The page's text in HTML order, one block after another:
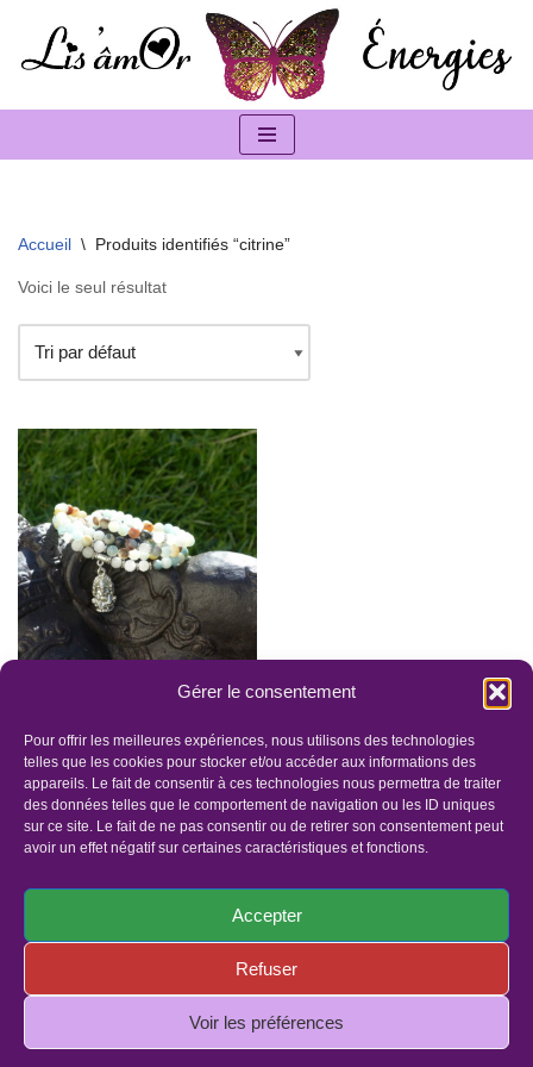
Gérer le consentement
Pour offrir les meilleures expériences, nous utilisons des technologies
telles que les cookies pour stocker et/ou accéder aux informations des
appareils. Le fait de consentir à ces technologies nous permettra de traiter
des données telles que le comportement de navigation ou les ID uniques
sur ce site. Le fait de ne pas consentir ou de retirer son consentement peut
avoir un effet négatif sur certaines caractéristiques et fonctions.
Accepter
Refuser
Voir les préférences
Aller
Accueil \ Produits identifiés “citrine”
Voici le seul résultat
INTENTIONNELLE
ENERGETIQUE
54.00 – 72.00
Politique de confidentialité
Politique de cookies (UE)